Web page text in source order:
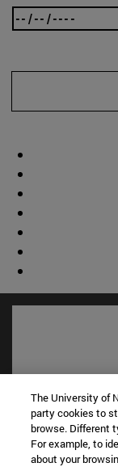
The University of
party cookies to
browse. Different
For example, to
about your